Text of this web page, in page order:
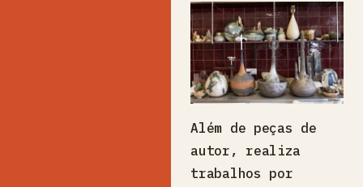
Além de peças de
autor, realiza
trabalhos por